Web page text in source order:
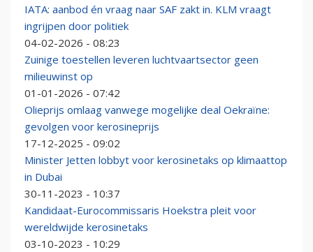
IATA: aanbod én vraag naar SAF zakt in. KLM vraagt
ingrijpen door politiek
04-02-2026 - 08:23
Zuinige toestellen leveren luchtvaartsector geen
milieuwinst op
01-01-2026 - 07:42
Olieprijs omlaag vanwege mogelijke deal Oekraïne:
gevolgen voor kerosineprijs
17-12-2025 - 09:02
Minister Jetten lobbyt voor kerosinetaks op klimaattop
in Dubai
30-11-2023 - 10:37
Kandidaat-Eurocommissaris Hoekstra pleit voor
wereldwijde kerosinetaks
03-10-2023 - 10:29